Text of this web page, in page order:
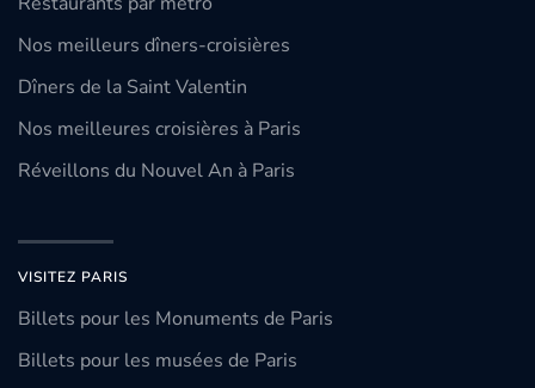
Nos meilleurs dîners-croisières
Dîners de la Saint Valentin
Nos meilleures croisières à Paris
Réveillons du Nouvel An à Paris
VISITEZ PARIS
Billets pour les Monuments de Paris
Billets pour les musées de Paris